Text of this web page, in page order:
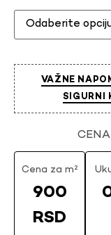
VAŽNE
SIGURNI
Cena za m²
900
RSD